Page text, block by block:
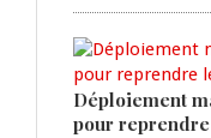
Déploiement
pour